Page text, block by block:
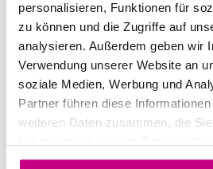
personalisieren, Funktionen für
zu können und die Zugriffe auf
analysieren. Außerdem geben wir
Verwendung unserer Website an
soziale Medien, Werbung und
Partner führen diese
weiteren Daten zusammen, die
gesammelt haben.
BLOG CATEGORIES
Keine Kategorien
RECENT COMMENTS